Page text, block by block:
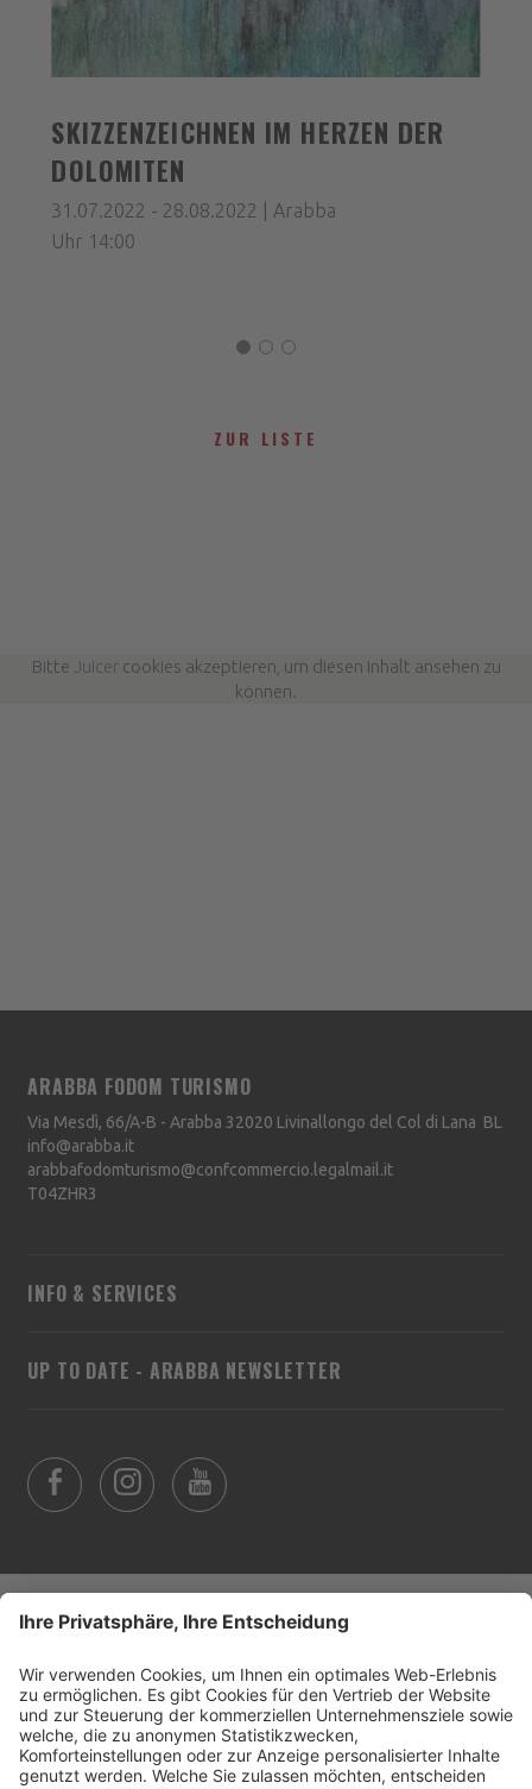
SKIZZENZEICHNEN IM HERZEN DER
DOLOMITEN
31.07.2022 - 28.08.2022 | Arabba
Uhr 14:00
ZUR LISTE
Bitte Juicercookies akzeptieren, um diesen Inhalt ansehen zu
können.
UP TO DATE - ARABBA NEWSLETTER
ARABBA FODOM TURISMO
Via Mesdì, 66/A-B - Arabba 32020 Livinallongo del Col di Lana BL
info@arabba.it
arabbafodomturismo@confcommercio.legalmail.it
T04ZHR3
INFO & SERVICES